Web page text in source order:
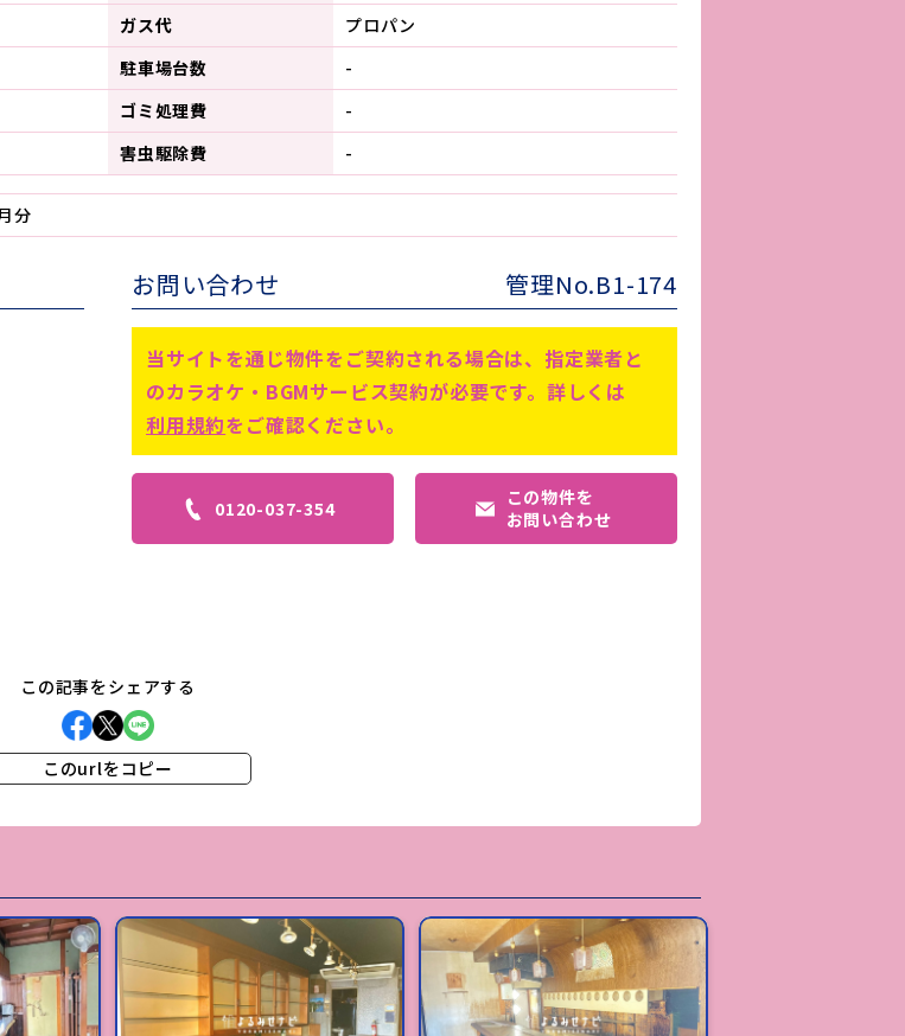
ガス代
プロパン
駐車場台数
-
ゴミ処理費
-
害虫駆除費
-
分
お問い合わせ 管理No.B1-174
当サイトを通じ物件をご契約される場合は、指定業者と
のカラオケ・BGMサービス契約が必要です。詳しくは
利用規約をご確認ください。
0120-037-354
この物件を
お問い合わせ
この記事をシェアする
このurlをコピー